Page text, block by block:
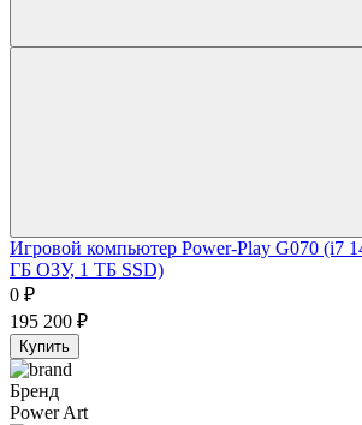
Игровой компьютер Power-Play G070 (i7
ГБ ОЗУ, 1 ТБ SSD)
0 ₽
195 200 ₽
Купить
Бренд
Power Art